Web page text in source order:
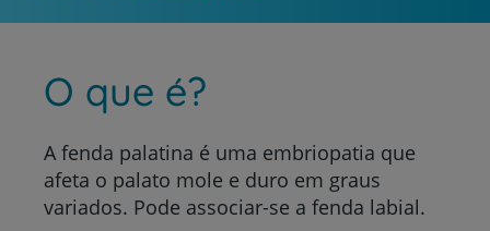
Contacte-nos
O que é?
A fenda palatina é uma embriopatia que
afeta o palato mole e duro em graus
variados. Pode associar-se a fenda labial.